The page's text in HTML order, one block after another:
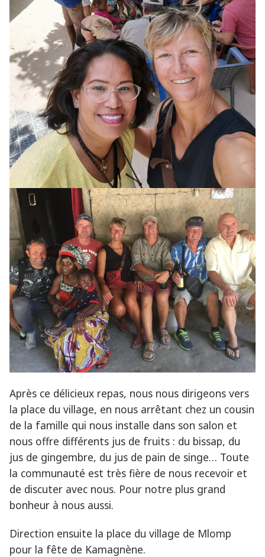
Après ce délicieux repas, nous nous dirigeons vers
la place du village, en nous arrêtant chez un cousin
de la famille qui nous installe dans son salon et
nous offre différents jus de fruits : du bissap, du
jus de gingembre, du jus de pain de singe… Toute
la communauté est très fière de nous recevoir et
de discuter avec nous. Pour notre plus grand
bonheur à nous aussi.
Direction ensuite la place du village de Mlomp
pour la fête de Kamagnène.